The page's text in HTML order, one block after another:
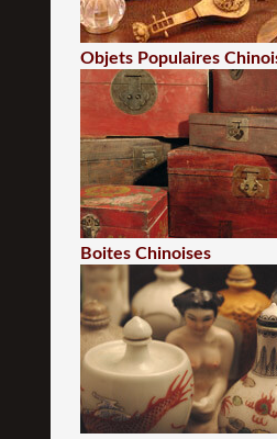
Objets Populaires
Boites Chinoises